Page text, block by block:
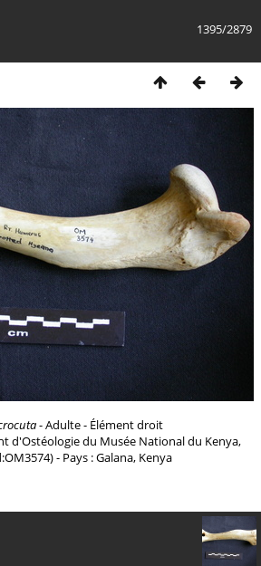
1395/2879
- Adulte - Élément droit
d'Ostéologie du Musée National du Kenya,
- Pays : Galana, Kenya